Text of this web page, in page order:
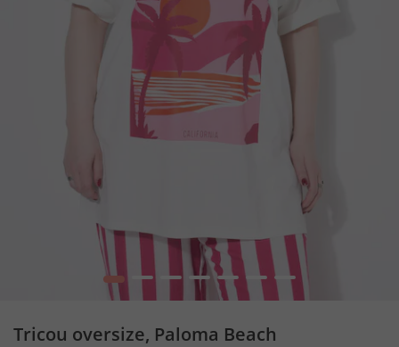
1 2 3 4 5
Tricou oversize, Paloma Beach